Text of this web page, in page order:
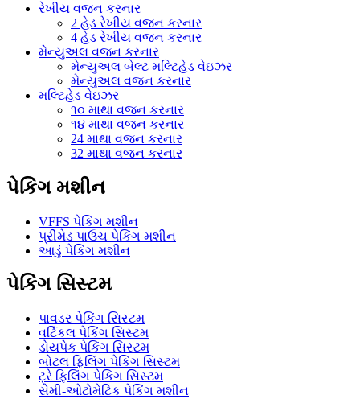
રેખીય વજન કરનાર
2 હેડ રેખીય વજન કરનાર
4 હેડ રેખીય વજન કરનાર
મેન્યુઅલ વજન કરનાર
મેન્યુઅલ બેલ્ટ મલ્ટિહેડ વેઇઝર
મેન્યુઅલ વજન કરનાર
મલ્ટિહેડ વેઇઝર
૧૦ માથા વજન કરનાર
૧૪ માથા વજન કરનાર
24 માથા વજન કરનાર
32 માથા વજન કરનાર
પેકિંગ મશીન
VFFS પેકિંગ મશીન
પ્રીમેડ પાઉચ પેકિંગ મશીન
આડું પેકિંગ મશીન
પેકિંગ સિસ્ટમ
પાવડર પેકિંગ સિસ્ટમ
વર્ટિકલ પેકિંગ સિસ્ટમ
ડોયપેક પેકિંગ સિસ્ટમ
બોટલ ફિલિંગ પેકિંગ સિસ્ટમ
ટ્રે ફિલિંગ પેકિંગ સિસ્ટમ
સેમી-ઓટોમેટિક પેકિંગ મશીન